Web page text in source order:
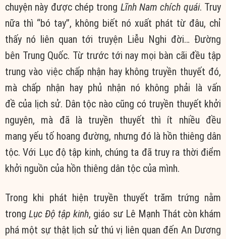
chuyện này được chép trong Lĩnh Nam chích quái. Truy
nữa thì “bó tay”, không biết nó xuất phát từ đâu, chỉ
thấy nó liên quan tới truyện Liễu Nghi đời… Đường
bên Trung Quốc. Từ trước tới nay mọi bàn cãi đều tập
trung vào việc chấp nhận hay không truyền thuyết đó,
mà chấp nhận hay phủ nhận nó không phải làvấn
đề của lịch sử. Dân tộc nào cũng có truyền thuyết khởi
nguyên, mà đã là truyền thuyết thì ít nhiều đều
mangyếu tố hoang đường, nhưng đó là hồn thiêng dân
tộc. Với Lục độ tập kinh, chúng ta đã truy ra thời điểm
khởi nguồn của hồn thiêng dân tộc của mình.
Trong khi phát hiện truyền thuyết trăm trứng nằm
trongLục Độ tập kinh, giáo sư Lê Mạnh Thát còn khám
phá một sự thật lịch sử thú vị liên quan đến An Dương